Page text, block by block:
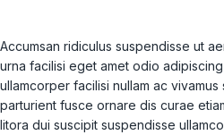
Accumsan ridiculus suspendisse ut
urna facilisi eget amet odio
ullamcorper facilisi nullam ac
parturient fusce ornare dis curae
litora dui suscipit suspendisse